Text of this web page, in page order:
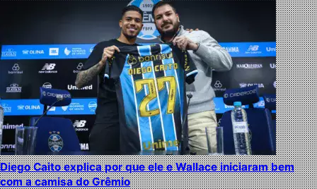
Diego Caito explica por que ele e Wallace iniciaram bem
com a camisa do Grêmio